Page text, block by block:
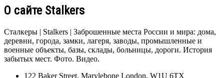
О сайте Stalkers
Сталкеры | Stalkers | Заброшенные места России и мира: дома,
деревни, города, замки, лагеря, заводы, промышленные и
военные объекты, базы, склады, больницы, дороги. История
забытых мест. Фото. Видео.
122 Baker Street, Marylebone London, W1U 6TX